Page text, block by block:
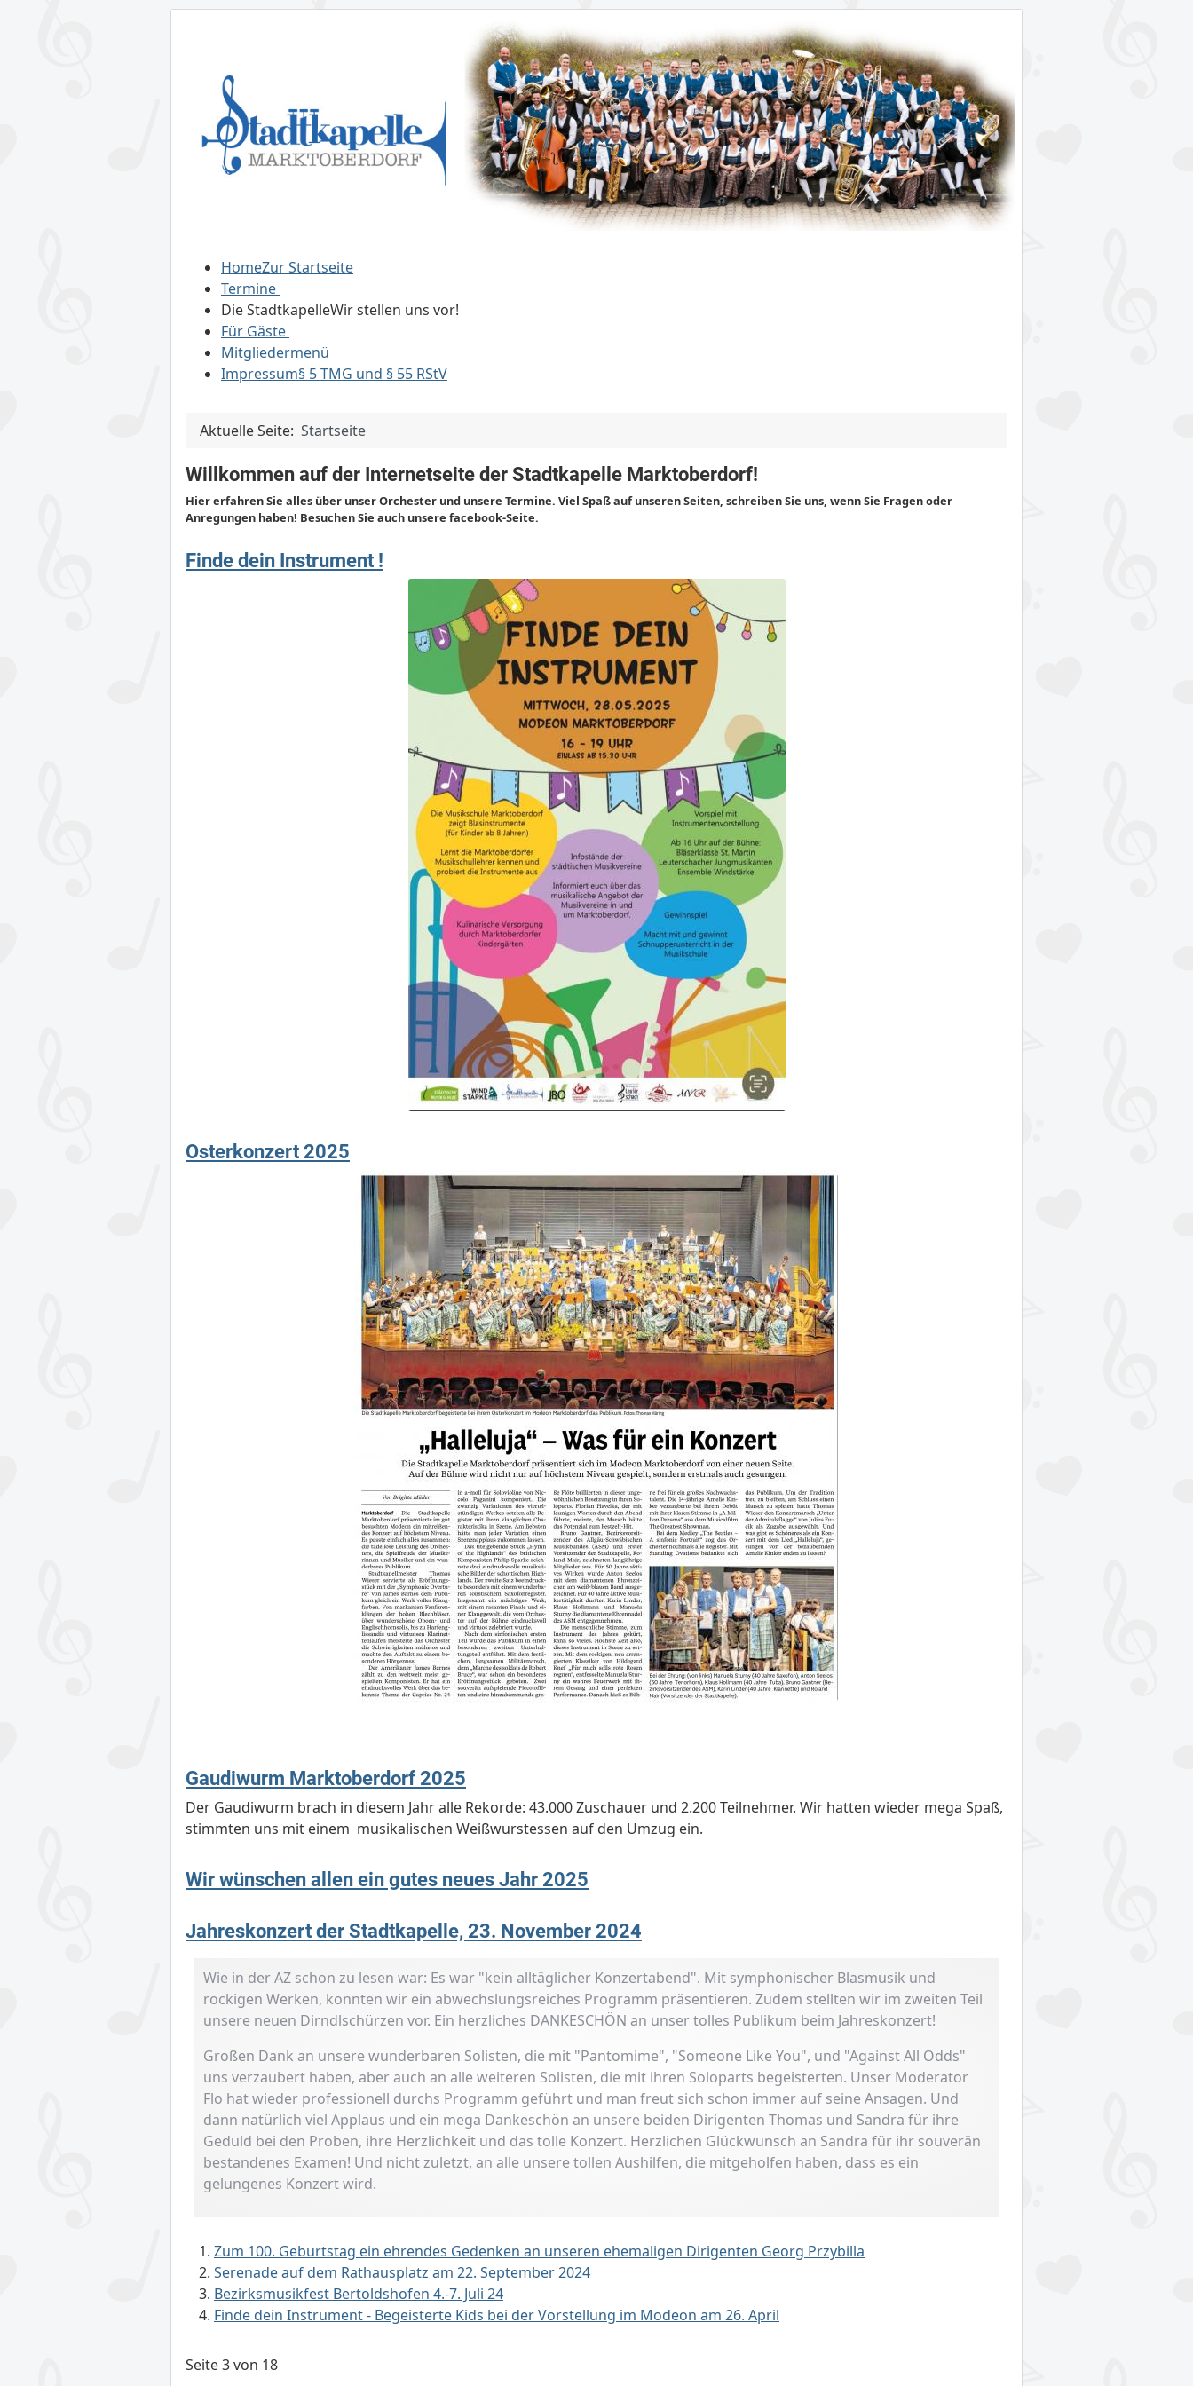
HomeZur Startseite
Termine
Die StadtkapelleWir stellen uns vor!
Für Gäste
Mitgliedermenü
Impressum§ 5 TMG und § 55 RStV
Aktuelle Seite: Startseite
Willkommen auf der Internetseite der Stadtkapelle Marktoberdorf!
Hier erfahren Sie alles über unser Orchester und unsere Termine. Viel Spaß auf unseren Seiten, schreiben Sie uns, wenn Sie Fragen oder
Anregungen haben! Besuchen Sie auch unsere facebook-Seite.
Finde dein Instrument !
Osterkonzert 2025
Gaudiwurm Marktoberdorf 2025
Der Gaudiwurm brach in diesem Jahr alle Rekorde: 43.000 Zuschauer und 2.200 Teilnehmer. Wir hatten wieder mega Spaß,
stimmten uns mit einem musikalischen Weißwurstessen auf den Umzug ein.
Wir wünschen allen ein gutes neues Jahr 2025
Jahreskonzert der Stadtkapelle, 23. November 2024
Wie in der AZ schon zu lesen war: Es war "kein alltäglicher Konzertabend". Mit symphonischer Blasmusik und
rockigen Werken, konnten wir ein abwechslungsreiches Programm präsentieren. Zudem stellten wir im zweiten Teil
unsere neuen Dirndlschürzen vor. Ein herzliches DANKESCHÖN an unser tolles Publikum beim Jahreskonzert!
Großen Dank an unsere wunderbaren Solisten, die mit "Pantomime", "Someone Like You", und "Against All Odds"
uns verzaubert haben, aber auch an alle weiteren Solisten, die mit ihren Soloparts begeisterten. Unser Moderator
Flo hat wieder professionell durchs Programm geführt und man freut sich schon immer auf seine Ansagen. Und
dann natürlich viel Applaus und ein mega Dankeschön an unsere beiden Dirigenten Thomas und Sandra für ihre
Geduld bei den Proben, ihre Herzlichkeit und das tolle Konzert. Herzlichen Glückwunsch an Sandra für ihr souverän
bestandenes Examen! Und nicht zuletzt, an alle unsere tollen Aushilfen, die mitgeholfen haben, dass es ein
gelungenes Konzert wird.
Zum 100. Geburtstag ein ehrendes Gedenken an unseren ehemaligen Dirigenten Georg Przybilla
Serenade auf dem Rathausplatz am 22. September 2024
Bezirksmusikfest Bertoldshofen 4.-7. Juli 24
Finde dein Instrument - Begeisterte Kids bei der Vorstellung im Modeon am 26. April
Seite 3 von 18